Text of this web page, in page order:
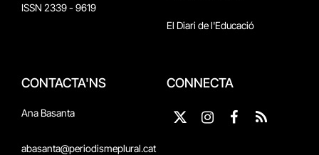
ISSN 2339 - 9619
El Diari de l'Educació
CONTACTA'NS
Ana Basanta
abasanta@periodismeplural.cat
CONNECTA
X
Instagram
Facebook
RSS